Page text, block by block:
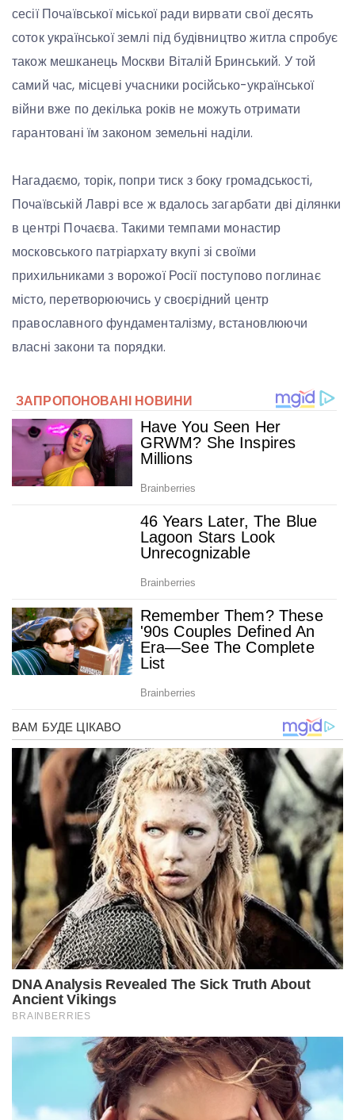
сесії Почаївської міської ради вирвати свої десять
соток української землі під будівництво житла спробує
також мешканець Москви Віталій Бринський. У той
самий час, місцеві учасники російсько-української
війни вже по декілька років не можуть отримати
гарантовані їм законом земельні наділи.
Нагадаємо, торік, попри тиск з боку громадськості,
Почаївській Лаврі все ж вдалось загарбати дві ділянки
в центрі Почаєва. Такими темпами монастир
московського патріархату вкупі зі своїми
прихильниками з ворожої Росії поступово поглинає
місто, перетворюючись у своєрідний центр
православного фундаменталізму, встановлюючи
власні закони та порядки.